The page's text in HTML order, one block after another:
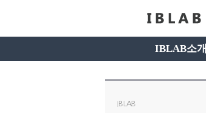
IBLAB소개
IBLAB